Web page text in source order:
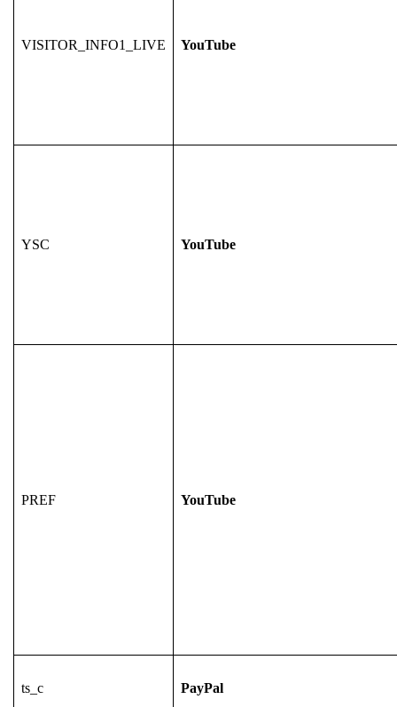
VISITOR_INFO1_LIVE YouTube
YSC YouTube
PREF YouTube
ts_c PayPal